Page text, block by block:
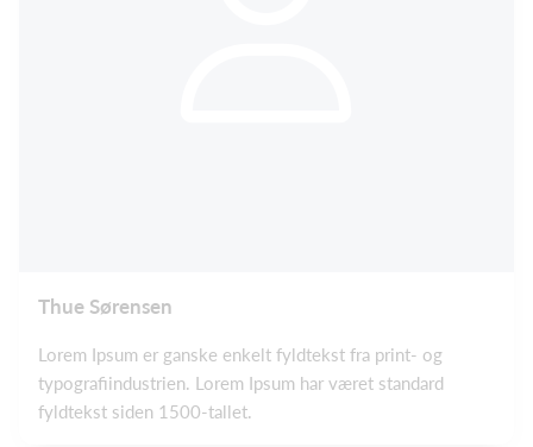
Thue Sørensen
Lorem Ipsum er ganske enkelt fyldtekst fra print- og
typografiindustrien. Lorem Ipsum har været standard
fyldtekst siden 1500-tallet.